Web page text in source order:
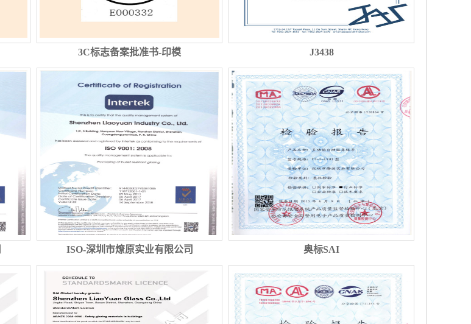
3C标志备案批准书-印模 J3438
ISO-深圳市燎原实业有限公司 奥标SAI